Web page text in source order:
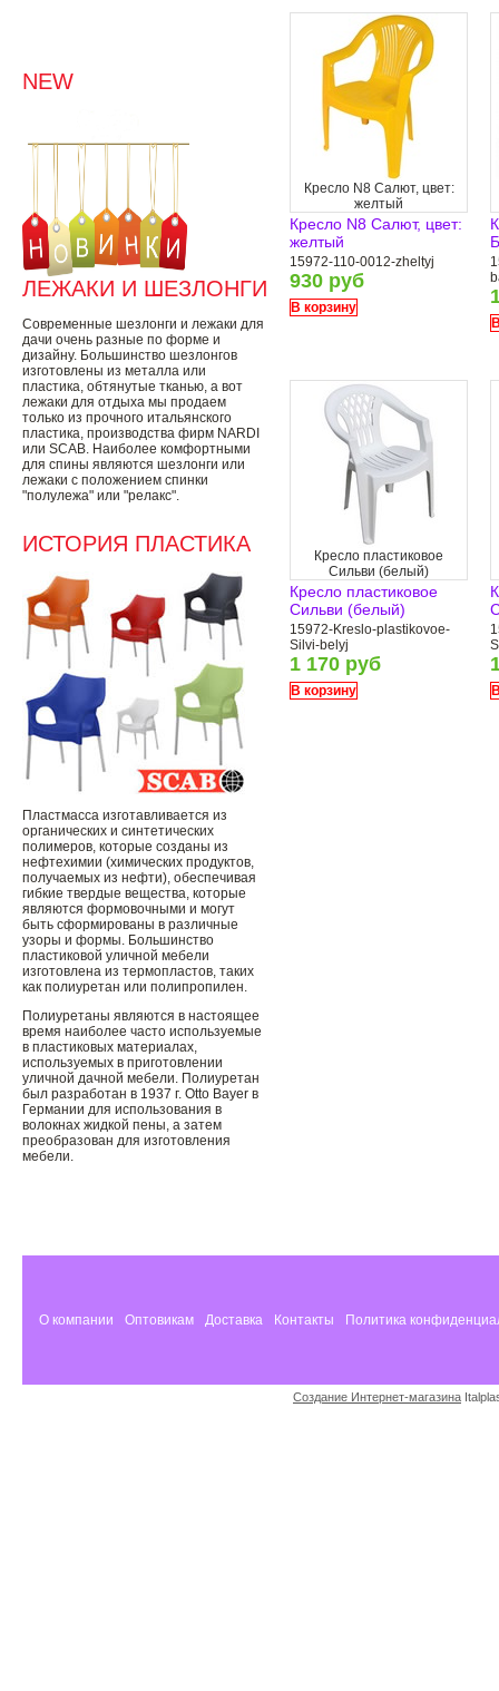
NEW
ЛЕЖАКИ И ШЕЗЛОНГИ
Современные шезлонги и лежаки для
дачи очень разные по форме и
дизайну. Большинство шезлонгов
изготовлены из металла или
пластика, обтянутые тканью, а вот
лежаки для отдыха мы продаем
только из прочного итальянского
пластика, производства фирм NARDI
или SCAB. Наиболее комфортными
для спины являются шезлонги или
лежаки с положением спинки
"полулежа" или "релакс".
ИСТОРИЯ ПЛАСТИКА
Пластмасса изготавливается из
органических и синтетических
полимеров, которые созданы из
нефтехимии (химических продуктов,
получаемых из нефти), обеспечивая
гибкие твердые вещества, которые
являются формовочными и могут
быть сформированы в различные
узоры и формы. Большинство
пластиковой уличной мебели
изготовлена ​​из термопластов, таких
как полиуретан или полипропилен.
Полиуретаны являются в настоящее
время наиболее часто используемые
в пластиковых материалах,
используемых в приготовлении
уличной дачной мебели. Полиуретан
был разработан в 1937 г. Otto Bayer в
Германии для использования в
волокнах жидкой пены, а затем
преобразован для изготовления
мебели.
Кресло N8 Салют, цвет:
желтый
Кресло N8 Салют, цвет:
желтый
15972-110-0012-zheltyj
930 руб
В корзину
Кресло пластиковое
Сильви (белый)
Кресло пластиковое
Сильви (белый)
15972-Kreslo-plastikovoe-
Silvi-belyj
1 170 руб
В корзину
О компании Оптовикам Доставка Контакты Политика
Создание Интернет-магазина